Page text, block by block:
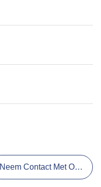
Neem Contact Met Ons Op